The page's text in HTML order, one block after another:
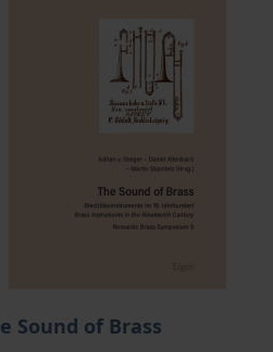
Produktoption auf der
Sound of Brass